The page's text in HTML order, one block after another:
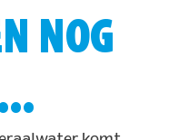
NOG